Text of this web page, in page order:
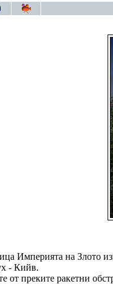
Империята на Злото
- Кийв.
от преките ракетни